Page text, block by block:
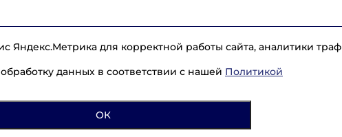
Яндекс.Метрика для корректной работы сайта, аналитики
данных в соответствии с нашей Политикой
ОК